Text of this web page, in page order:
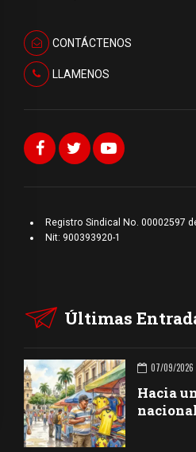
CONTÁCTENOS
LLAMENOS
Registro Sindical No. 00002597
Nit: 900393920-1
Últimas
07/09/2026
Hacia